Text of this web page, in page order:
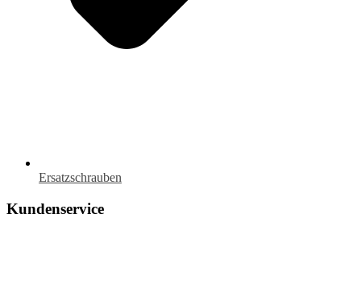
Ersatzschrauben
Kundenservice